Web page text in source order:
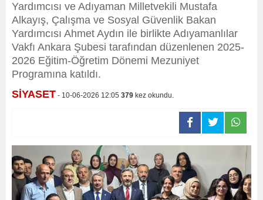
Yardımcısı ve Adıyaman Milletvekili Mustafa
Alkayış, Çalışma ve Sosyal Güvenlik Bakan
Yardımcısı Ahmet Aydın ile birlikte Adıyamanlılar
Vakfı Ankara Şubesi tarafından düzenlenen 2025-
2026 Eğitim-Öğretim Dönemi Mezuniyet
Programına katıldı.
SİYASET - 10-06-2026 12:05 379 kez okundu.